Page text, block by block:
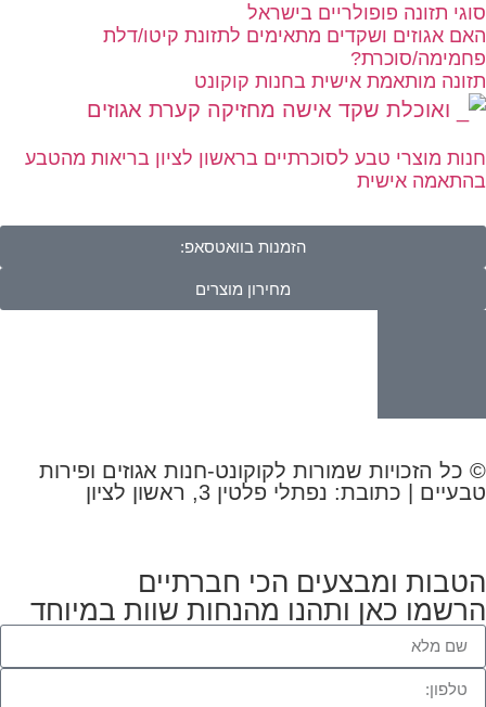
סוגי תזונה פופולריים בישראל
האם אגוזים ושקדים מתאימים לתזונת קיטו/דלת
פחמימה/סוכרת?
תזונה מותאמת אישית בחנות קוקונט
חנות מוצרי טבע לסוכרתיים בראשון לציון בריאות מהטבע
בהתאמה אישית
הזמנות בוואטסאפ:
מחירון מוצרים
© כל הזכויות שמורות לקוקונט-חנות אגוזים ופירות
טבעיים | כתובת: נפתלי פלטין 3, ראשון לציון
הטבות ומבצעים הכי חברתיים
הרשמו כאן ותהנו מהנחות שוות במיוחד